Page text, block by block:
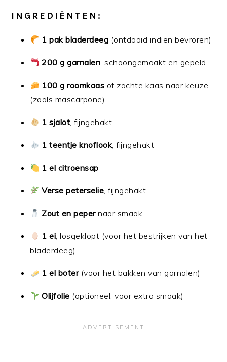
INGREDIËNTEN:
1 pak bladerdeeg (ontdooid indien bevroren)
200 g garnalen , schoongemaakt en gepeld
100 g roomkaas of zachte kaas naar keuze
(zoals mascarpone)
1 sjalot , fijngehakt
1 teentje knoflook, fijngehakt
1 el citroensap
Verse peterselie , fijngehakt
Zout en pepernaar smaak
1 ei , losgeklopt (voor het bestrijken van het
bladerdeeg)
1 el boter(voor het bakken van garnalen)
Olijfolie (optioneel, voor extra smaak)